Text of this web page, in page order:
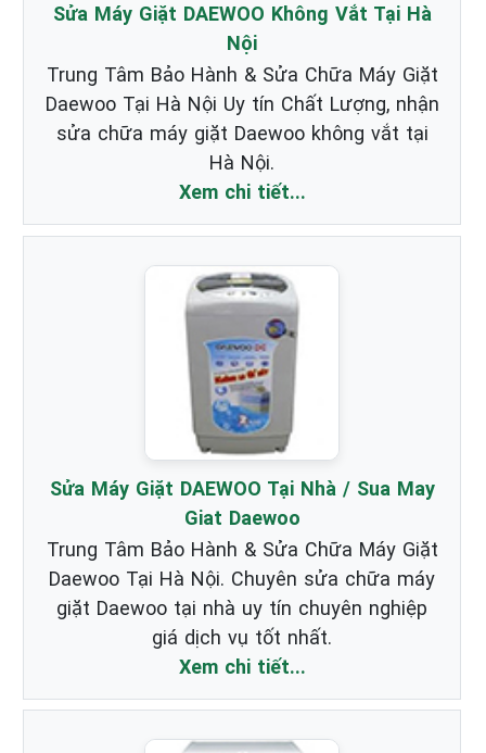
Sửa Máy Giặt DAEWOO Không Vắt Tại Hà
Nội
Trung Tâm Bảo Hành & Sửa Chữa Máy Giặt
Daewoo Tại Hà Nội Uy tín Chất Lượng, nhận
sửa chữa máy giặt Daewoo không vắt tại
Hà Nội.
Xem chi tiết...
Sửa Máy Giặt DAEWOO Tại Nhà / Sua May
Giat Daewoo
Trung Tâm Bảo Hành & Sửa Chữa Máy Giặt
Daewoo Tại Hà Nội. Chuyên sửa chữa máy
giặt Daewoo tại nhà uy tín chuyên nghiệp
giá dịch vụ tốt nhất.
Xem chi tiết...